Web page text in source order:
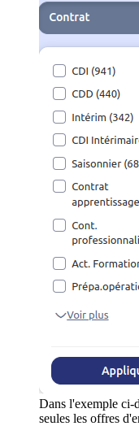
Dans l'exemple ci-
seules les offres